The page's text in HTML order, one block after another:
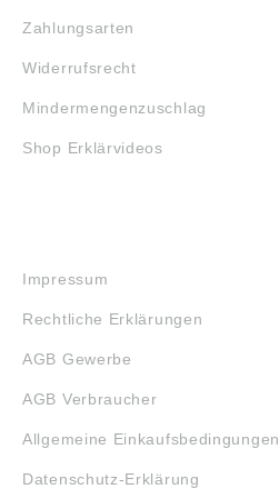
Zahlungsarten
Widerrufsrecht
Mindermengenzuschlag
Shop Erklärvideos
Impressum
Rechtliche Erklärungen
AGB Gewerbe
AGB Verbraucher
Allgemeine Einkaufsbedingungen
Datenschutz-Erklärung